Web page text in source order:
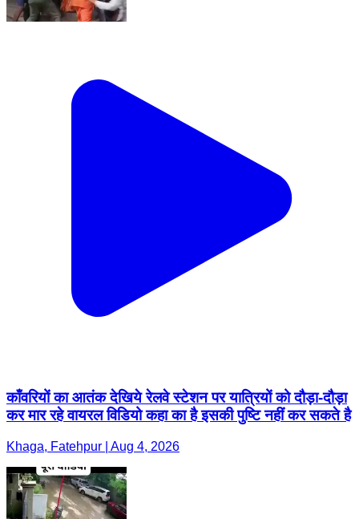
काँवरियों का आतंक देखिये रेलवे स्टेशन पर यात्रियों को दौड़ा-दौड़ा
कर मार रहे वायरल विडियो कहा का है इसकी पुष्टि नहीं कर सकते है
Khaga, Fatehpur | Aug 4, 2026